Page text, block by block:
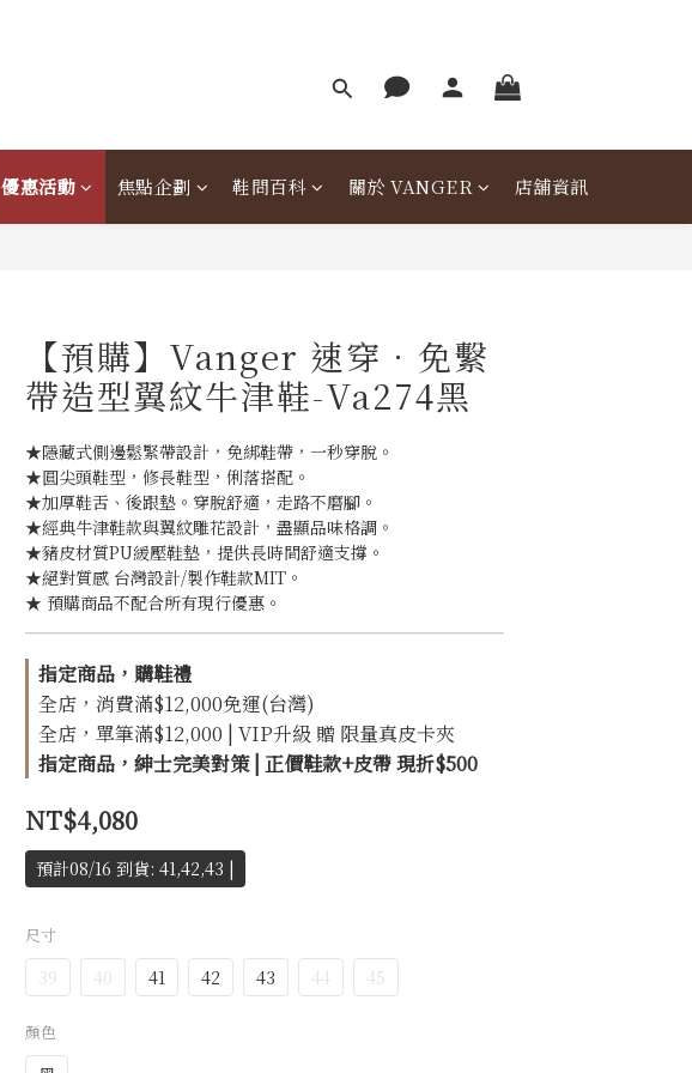
優惠活動 焦點企劃 鞋問百科 關於 VANGER 店舖資訊
【預購】Vanger 速穿．免繫
帶造型翼紋牛津鞋-Va274黑
★隱藏式側邊鬆緊帶設計，免綁鞋帶，一秒穿脫。
★圓尖頭鞋型，修長鞋型，俐落搭配。
★加厚鞋舌、後跟墊。穿脫舒適，走路不磨腳。
★經典牛津鞋款與翼紋雕花設計，盡顯品味格調。
★豬皮材質PU緩壓鞋墊，提供長時間舒適支撐。
★絕對質感 台灣設計/製作鞋款MIT。
★ 預購商品不配合所有現行優惠。
指定商品，購鞋禮
全店，消費滿$12,000免運(台灣)
全店，單筆滿$12,000 | VIP升級 贈 限量真皮卡夾
指定商品，紳士完美對策 | 正價鞋款+皮帶 現折$500
NT$4,080
預計08/16 到貨: 41,42,43 |
尺寸
39 40 41 42 43 44 45
顏色